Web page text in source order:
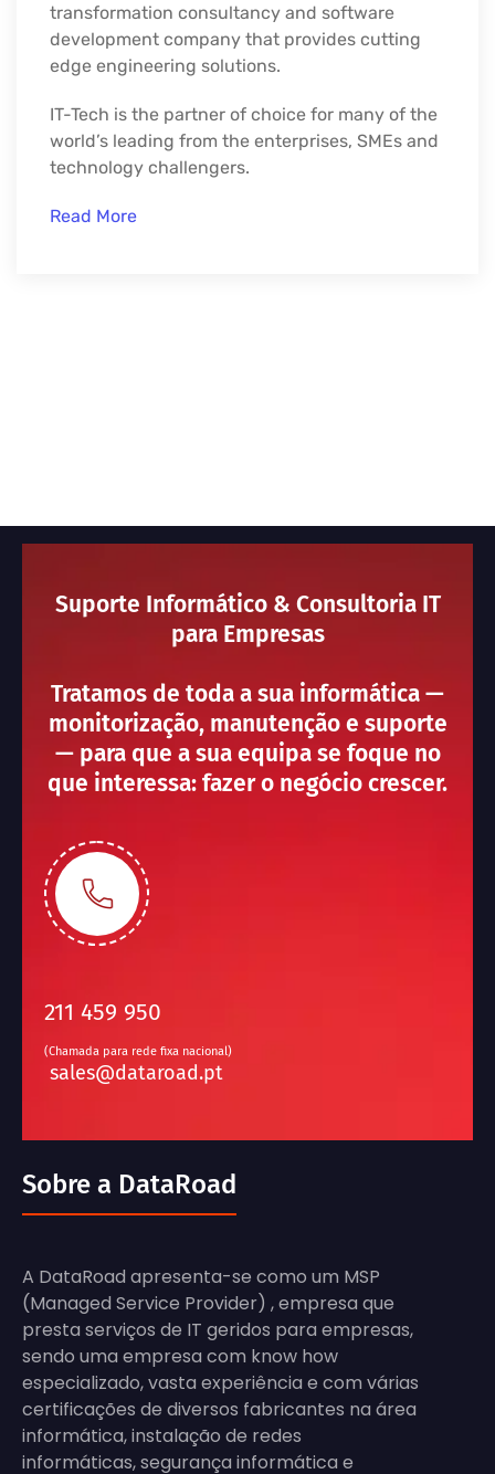
transformation consultancy and software
development company that provides cutting
edge engineering solutions.
IT-Tech is the partner of choice for many of the
world’s leading from the enterprises, SMEs and
technology challengers.
Read More
Suporte Informático & Consultoria IT
para Empresas
Tratamos de toda a sua informática —
monitorização, manutenção e suporte
— para que a sua equipa se foque no
que interessa: fazer o negócio crescer.
211 459 950
(Chamada para rede fixa nacional)
sales@dataroad.pt
Sobre a DataRoad
A DataRoad apresenta-se como um MSP
(Managed Service Provider) , empresa que
presta serviços de IT geridos para empresas,
sendo uma empresa com know how
especializado, vasta experiência e com várias
certificações de diversos fabricantes na área
informática, instalação de redes
informáticas, segurança informática e